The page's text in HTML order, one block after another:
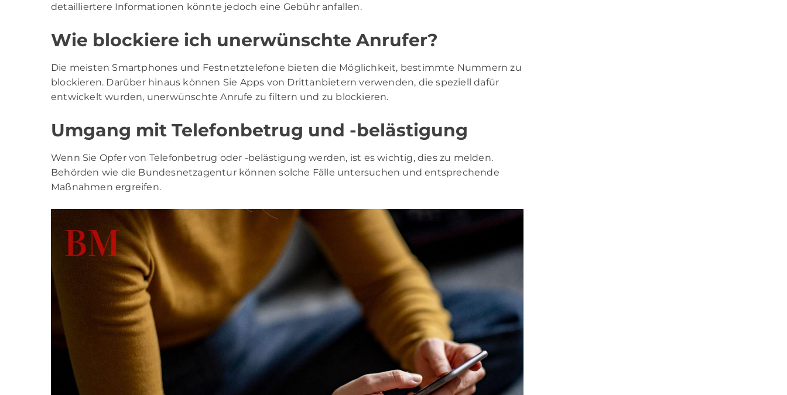
detailliertere Informationen könnte jedoch eine Gebühr anfallen.
Wie blockiere ich unerwünschte Anrufer?
Die meisten Smartphones und Festnetztelefone bieten die Möglichkeit, bestimmte Nummern zu
blockieren. Darüber hinaus können Sie Apps von Drittanbietern verwenden, die speziell dafür
entwickelt wurden, unerwünschte Anrufe zu filtern und zu blockieren.
Umgang mit Telefonbetrug und -belästigung
Wenn Sie Opfer von Telefonbetrug oder -belästigung werden, ist es wichtig, dies zu melden.
Behörden wie die Bundesnetzagentur können solche Fälle untersuchen und entsprechende
Maßnahmen ergreifen.